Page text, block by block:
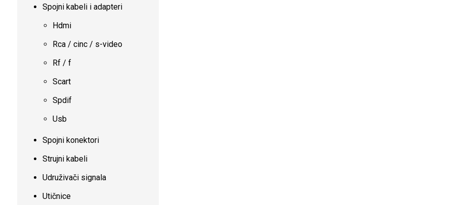
Spojni kabeli i adapteri
Hdmi
Rca / cinc / s-video
Rf / f
Scart
Spdif
Usb
Spojni konektori
Strujni kabeli
Udruživači signala
Utičnice